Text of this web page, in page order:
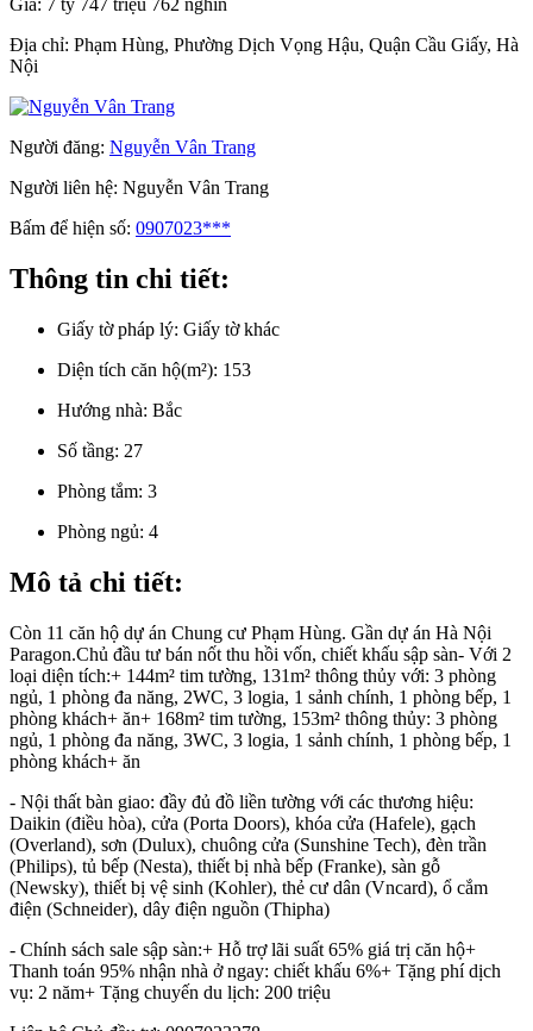
Địa chỉ: Phạm Hùng, Phường Dịch Vọng Hậu, Quận Cầu Giấy, Hà
Nội
Người đăng: Nguyễn Vân Trang
Người liên hệ: Nguyễn Vân Trang
Bấm để hiện số: 0907023***
Thông tin chi tiết:
Giấy tờ pháp lý: Giấy tờ khác
Diện tích căn hộ(m²): 153
Hướng nhà: Bắc
Số tầng: 27
Phòng tắm: 3
Phòng ngủ: 4
Mô tả chi tiết:
Còn 11 căn hộ dự án Chung cư Phạm Hùng. Gần dự án Hà Nội
Paragon.Chủ đầu tư bán nốt thu hồi vốn, chiết khấu sập sàn- Với 2
loại diện tích:+ 144m² tim tường, 131m² thông thủy với: 3 phòng
ngủ, 1 phòng đa năng, 2WC, 3 logia, 1 sảnh chính, 1 phòng bếp, 1
phòng khách+ ăn+ 168m² tim tường, 153m² thông thủy: 3 phòng
ngủ, 1 phòng đa năng, 3WC, 3 logia, 1 sảnh chính, 1 phòng bếp, 1
phòng khách+ ăn
- Nội thất bàn giao: đầy đủ đồ liền tường với các thương hiệu:
Daikin (điều hòa), cửa (Porta Doors), khóa cửa (Hafele), gạch
(Overland), sơn (Dulux), chuông cửa (Sunshine Tech), đèn trần
(Philips), tủ bếp (Nesta), thiết bị nhà bếp (Franke), sàn gỗ
(Newsky), thiết bị vệ sinh (Kohler), thẻ cư dân (Vncard), ổ cắm
điện (Schneider), dây điện nguồn (Thipha)
- Chính sách sale sập sàn:+ Hỗ trợ lãi suất 65% giá trị căn hộ+
Thanh toán 95% nhận nhà ở ngay: chiết khấu 6%+ Tặng phí dịch
vụ: 2 năm+ Tặng chuyến du lịch: 200 triệu